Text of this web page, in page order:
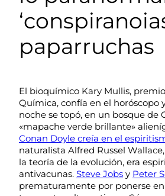
paparruchas
El bioquímico Kary Mullis,
Química, confía en el horóscopo
noche se topó, en un bosque de
«mapache verde brillante»
Conan Doyle creía en el
naturalista Alfred Russel
la teoría de la evolución, era
antivacunas. Steve Jobs y Peter
prematuramente por ponerse